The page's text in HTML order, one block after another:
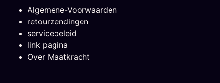
Algemene-Voorwaarden
retourzendingen
servicebeleid
link pagina
Over Maatkracht